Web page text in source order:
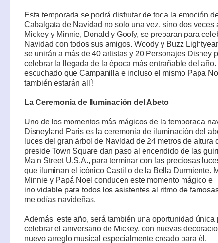
Esta temporada se podrá disfrutar de toda la emoción
Cabalgata de Navidad no solo una vez, sino dos veces
Mickey y Minnie, Donald y Goofy, se preparan para
Navidad con todos sus amigos. Woody y Buzz
se unirán a más de 40 artistas y 20 Personajes Disney
celebrar la llegada de la época más entrañable del año.
escuchado que Campanilla e incluso el mismo Papa
también estarán allí!
La Ceremonia de Iluminación del Abeto
Uno de los momentos más mágicos de la temporada
Disneyland Paris es la ceremonia de iluminación del
luces del gran árbol de Navidad de 24 metros de altura
preside Town Square dan paso al encendido de las
Main Street U.S.A., para terminar con las preciosas
que iluminan el icónico Castillo de la Bella Durmiente.
Minnie y Papá Noel conducen este momento mágico e
inolvidable para todos los asistentes al ritmo de
melodías navideñas.
Además, este año, será también una oportunidad única
celebrar el aniversario de Mickey, con nuevas
nuevo arreglo musical especialmente creado para él.